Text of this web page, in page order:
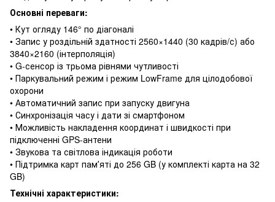
Основні переваги:
• Кут огляду 146° по діагоналі
• Запис у роздільній здатності 2560×1440 (30 кадрів/с) або
3840×2160 (інтерполяція)
• G-сенсор із трьома рівнями чутливості
• Паркувальний режим і режим LowFrame для цілодобової
охорони
• Автоматичний запис при запуску двигуна
• Синхронізація часу і дати зі смартфоном
• Можливість накладення координат і швидкості при
підключенні GPS-антени
• Звукова та світлова індикація роботи
• Підтримка карт памʼяті до 256 GB (у комплекті карта на 32
GB)
Технічні характеристики: